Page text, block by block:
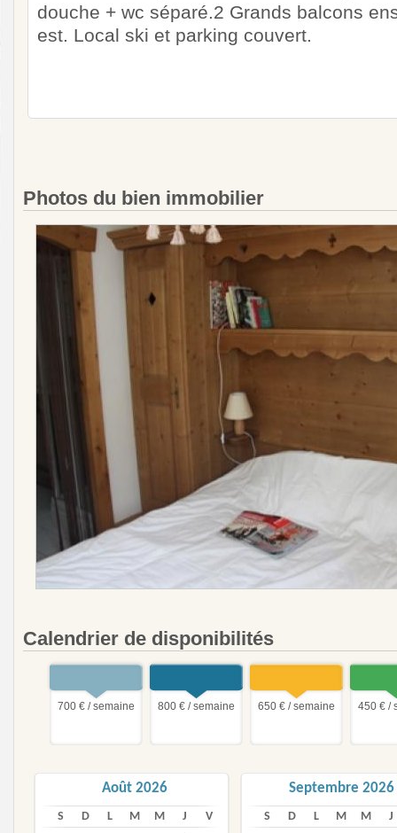
douche + wc séparé.2 Grands balcons
est. Local ski et parking couvert.
Photos du bien immobilier
Calendrier de disponibilités
700 € / semaine 800 € / semaine 650 € / semaine 450 € /
Août 2026
S D L M M J V
Septembre 2026
S D L M M J